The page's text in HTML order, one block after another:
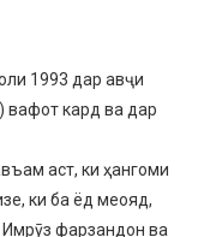
1993 дар авҷи
вафот кард ва дар
аст, ки ҳангоми
ки ба ёд меояд,
фарзандон ва